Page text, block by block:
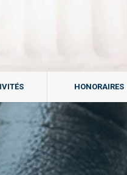
HONORAIRES